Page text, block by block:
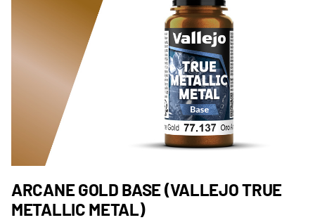
ARCANE GOLD BASE (VALLEJO TRUE
METALLIC METAL)